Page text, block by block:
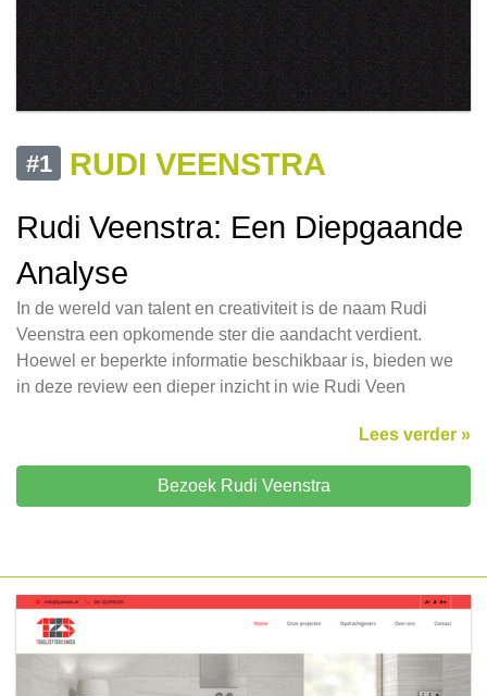
#1
RUDI VEENSTRA
Rudi Veenstra: Een Diepgaande
Analyse
In de wereld van talent en creativiteit is de naam Rudi
Veenstra een opkomende ster die aandacht verdient.
Hoewel er beperkte informatie beschikbaar is, bieden we
in deze review een dieper inzicht in wie Rudi Veen
Lees verder »
Bezoek Rudi Veenstra